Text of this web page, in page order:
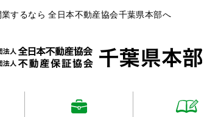
するなら 全日本不動産協会千葉県本部へ